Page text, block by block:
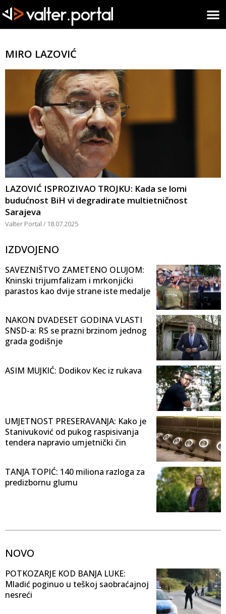
MIRO LAZOVIĆ
LAZOVIĆ ISPROZIVAO TROJKU: Kada se lomi
budućnost BiH vi degradirate multietničnost
Sarajeva
Valter Portal 18.07.2025
IZDVOJENO
SAVEZNIŠTVO ZAMETENO OLUJOM:
Kninski trijumfalizam i mrkonjićki
parastos kao dvije strane iste medalje
NAKON DVADESET GODINA VLASTI
SNSD-a: RS se prazni brzinom jednog
grada godišnje
ASIM MUJKIĆ: Dodikov Kec iz rukava
UMJETNOST PRESERAVANJA: Kako je
Stanivuković od pukog raspisivanja
tendera napravio umjetnički čin
TANJA TOPIĆ: 140 miliona razloga za
predizbornu glumu
NOVO
POTKOZARJE KOD BANJA LUKE:
Mladić poginuo u teškoj saobraćajnoj
nesreći